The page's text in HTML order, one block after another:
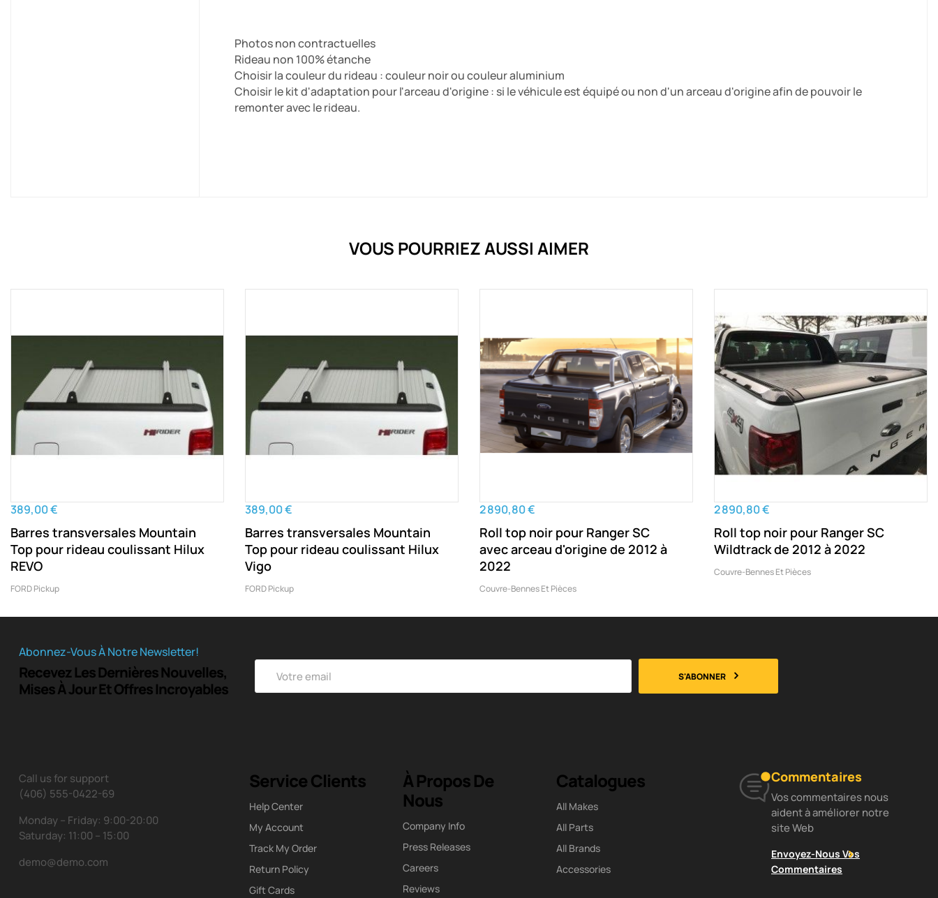
Photos non contractuelles
Rideau non 100% étanche
Choisir la couleur du rideau : couleur noir ou couleur aluminium
Choisir le kit d'adaptation pour l'arceau d'origine : si le véhicule est équipé ou non d'un arceau d'origine afin de pouvoir le
remonter avec le rideau.
VOUS POURRIEZ AUSSI AIMER
389,00 €
Barres transversales Mountain
Top pour rideau coulissant Hilux
REVO
FORD Pickup
389,00 €
Barres transversales Mountain
Top pour rideau coulissant Hilux
Vigo
FORD Pickup
2 890,80 €
Roll top noir pour Ranger SC
avec arceau d'origine de 2012 à
2022
Couvre-Bennes Et Pièces
2 890,80 €
Roll top noir pour Ranger SC
Wildtrack de 2012 à 2022
Couvre-Bennes Et Pièces
Abonnez-Vous À Notre Newsletter!
Recevez Les Dernières Nouvelles,
Mises À Jour Et Offres Incroyables
S'ABONNER
Call us for support
(406) 555-0422-69
Monday – Friday: 9:00-20:00
Saturday: 11:00 – 15:00
demo@demo.com
Service Clients
Help Center
My Account
Track My Order
Return Policy
Gift Cards
À Propos De
Nous
Company Info
Press Releases
Careers
Reviews
Catalogues
All Makes
All Parts
All Brands
Accessories
Commentaires
Vos commentaires nous
aident à améliorer notre
site Web
Envoyez-Nous Vos
Commentaires